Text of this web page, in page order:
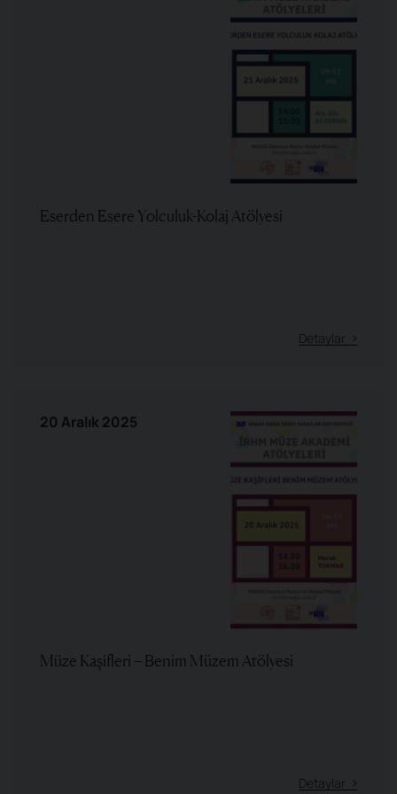
Eserden Esere Yolculuk-Kolaj Atölyesi
Detaylar
20 Aralık 2025
Müze Kaşifleri – Benim Müzem Atölyesi
Detaylar